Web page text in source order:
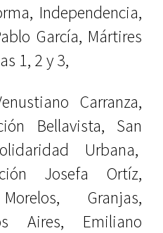
Independencia,
García, Mártires
1, 2 y 3,
Carranza,
Bellavista, San
Urbana,
Josefa Ortíz,
Granjas,
Aires, Emiliano